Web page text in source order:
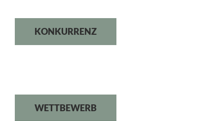
KONKURRENZ
WETTBEWERB